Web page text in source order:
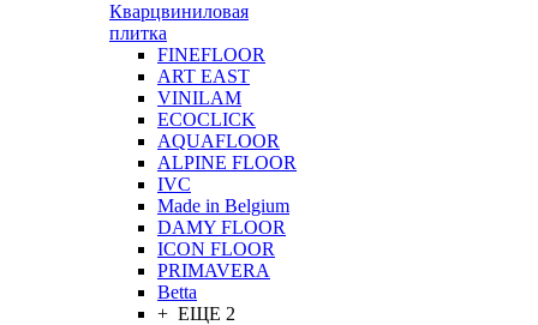
Кварцвиниловая
плитка
FINEFLOOR
ART EAST
VINILAM
ECOCLICK
AQUAFLOOR
ALPINE FLOOR
IVC
Made in Belgium
DAMY FLOOR
ICON FLOOR
PRIMAVERA
Betta
+ ЕЩЕ 2